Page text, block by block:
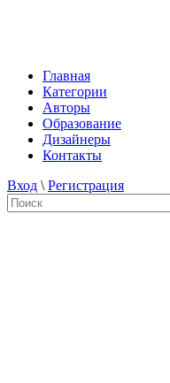
Главная
Категории
Авторы
Образование
Дизайнеры
Контакты
Вход \ Регистрация